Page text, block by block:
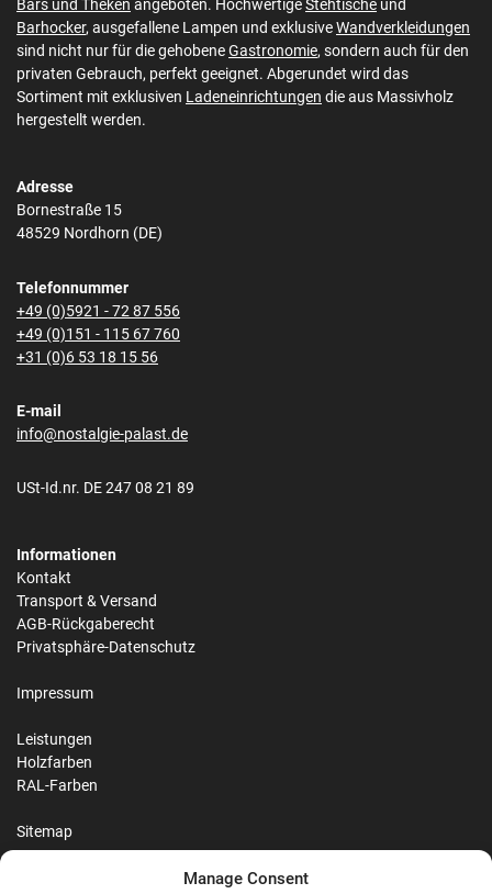
Manage Consent
Bars und Theken angeboten. HochwertigeStehtische und
Barhocker, ausgefallene Lampen und exklusiveWandverkleidungen
sind nicht nur für die gehobeneGastronomie, sondern auch für den
privaten Gebrauch, perfekt geeignet. Abgerundet wird das
Sortiment mit exklusiven Ladeneinrichtungen die aus Massivholz
hergestellt werden.
Adresse
Bornestraße 15
48529 Nordhorn (DE)
Telefonnummer
+49 (0)5921 - 72 87 556
+49 (0)151 - 115 67 760
+31 (0)6 53 18 15 56
E-mail
info@nostalgie-palast.de
USt-Id.nr. DE 247 08 21 89
Informationen
Kontakt
Transport & Versand
AGB-Rückgaberecht
Privatsphäre-Datenschutz
Impressum
Leistungen
Holzfarben
RAL-Farben
Sitemap